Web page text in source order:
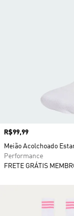
Preço
R$99,99
Meião Acolchoado
Performance
FRETE GRÁTIS